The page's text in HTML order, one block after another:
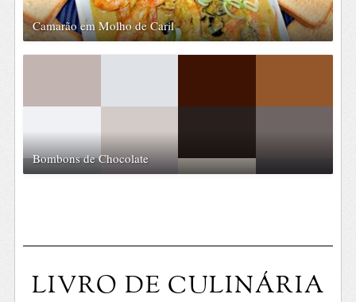
Camarão em Molho de Caril
Bombons de Chocolate
LIVRO DE CULINÁRIA